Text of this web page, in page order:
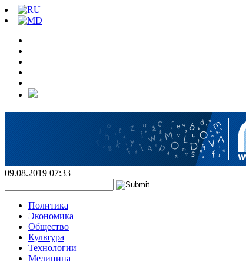
09.08.2019 07:33
Политика
Экономика
Общество
Культура
Технологии
Медицина